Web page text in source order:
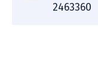
2463360